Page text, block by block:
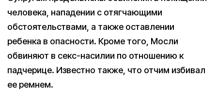
человека, нападении с отягчающими
обстоятельствами, а также оставлении
ребенка в опасности. Кроме того, Мосли
обвиняют в секс-насилии по отношению к
падчерице. Известно также, что отчим избивал
ее ремнем.